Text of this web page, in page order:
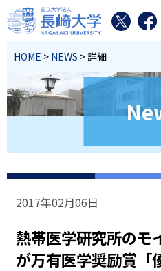
HOME > NEWS > 詳細
2017年02月06日
熱帯医学研究所のモ
が万有医学奨励賞「